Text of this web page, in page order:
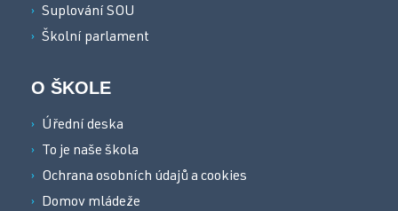
Suplování SOU
Školní parlament
O ŠKOLE
Úřední deska
To je naše škola
Ochrana osobních údajů a cookies
Domov mládeže